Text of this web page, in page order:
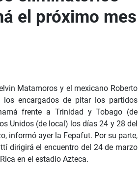
el próximo mes
Matamoros y el mexicano Roberto
los encargados de pitar los partidos
frente a Trinidad y Tobago (de
Unidos (de local) los días 24 y 28 del
informó ayer la Fepafut. Por su parte,
dirigirá el encuentro del 24 de marzo
en el estadio Azteca.